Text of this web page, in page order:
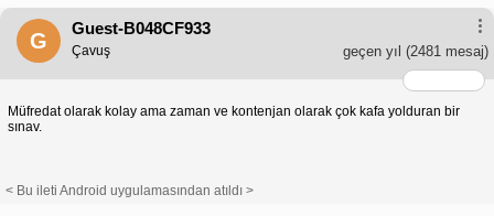
G
Guest-B048CF933
geçen yıl (2481 mesaj)
Çavuş
Müfredat olarak kolay ama zaman ve kontenjan olarak çok kafa yolduran bir
sınav.
< Bu ileti Android uygulamasından atıldı >